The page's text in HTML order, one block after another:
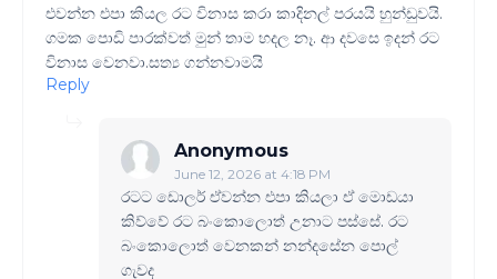
එවන්න එපා කියල රට විනාස කරා කාදිනල් පරයයි හුන්ඩුවයි.
ගමක පොඩි පාරක්වත් මුන් තාම හදල නෑ. ආ දවසෙ ඉදන් රට
විනාස වෙනවා.සත්‍ය ගන්නවාමයි
Reply
Anonymous
June 12, 2026 at 4:18 PM
රටට ඩොලර් ඒවන්න එපා කියලා ඒ මොඩයා
කිව්වේ රට බංකොලොත් උනාට පස්සේ. රට
බංකොලොත් වෙනකන් නන්දසේන පොල්
ගැවද